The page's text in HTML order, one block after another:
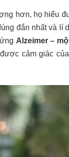
hơn, họ hiểu
đắn nhất và lí
Alzeimer –
cảm giác